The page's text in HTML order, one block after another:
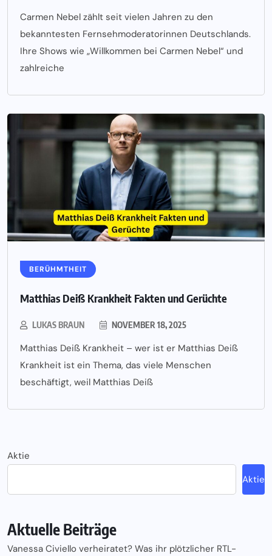
Carmen Nebel zählt seit vielen Jahren zu den
bekanntesten Fernsehmoderatorinnen Deutschlands.
Ihre Shows wie „Willkommen bei Carmen Nebel“ und
zahlreiche
BERÜHMTHEIT
Matthias Deiß Krankheit Fakten und Gerüchte
LUKAS BRAUN NOVEMBER 18, 2025
Matthias Deiß Krankheit – wer ist er Matthias Deiß
Krankheit ist ein Thema, das viele Menschen
beschäftigt, weil Matthias Deiß
Aktie
Aktie
Aktuelle Beiträge
Vanessa Civiello verheiratet? Was ihr plötzlicher RTL-